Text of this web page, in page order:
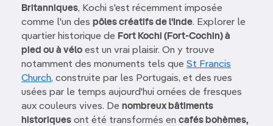
Britanniques, Kochi s'est récemment imposée
comme l'un des pôles créatifs de l'Inde. Explorer le
quartier historique de Fort Kochi (Fort-Cochin) à
pied ou à vélo est un vrai plaisir. On y trouve
notamment des monuments tels que St Francis
Church, construite par les Portugais, et des rues
usées par le temps aujourd'hui ornées de fresques
aux couleurs vives. De nombreux bâtiments
historiques ont été transformés en cafés bohèmes,